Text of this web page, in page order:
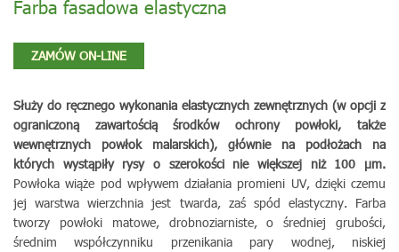
Farba fasadowa elastyczna
ZAMÓW ON-LINE
Służy do ręcznego wykonania elastycznych zewnętrznych (w opcji z
ograniczoną zawartością środków ochrony powłoki, także
wewnętrznych powłok malarskich), głównie na podłożach na
których wystąpiły rysy o szerokości nie większej niż 100 µm.
Powłoka wiąże pod wpływem działania promieni UV, dzięki czemu
jej warstwa wierzchnia jest twarda, zaś spód elastyczny. Farba
tworzy powłoki matowe, drobnoziarniste, o średniej grubości,
średnim współczynniku przenikania pary wodnej, niskiej